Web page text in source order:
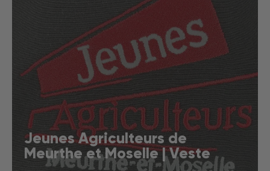
Jeunes Agriculteurs de
Meurthe et Moselle | Veste